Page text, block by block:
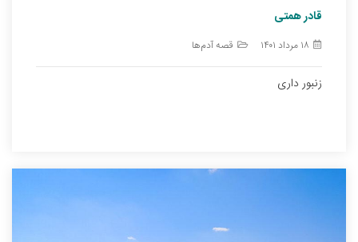
قادر همتی
۱۸ مرداد ۱۴۰۱ قصه آدم‌ها
زنبور داری